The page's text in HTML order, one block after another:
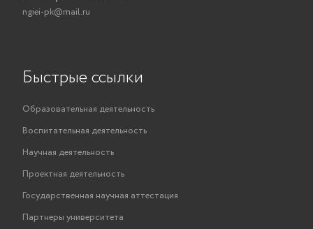
ngiei-pk@mail.ru
Быстрые ссылки
Образовательная деятельность
Воспитательная деятельность
Научная деятельность
Проектная деятельность
Государственная научная аттестация
Партнеры университета